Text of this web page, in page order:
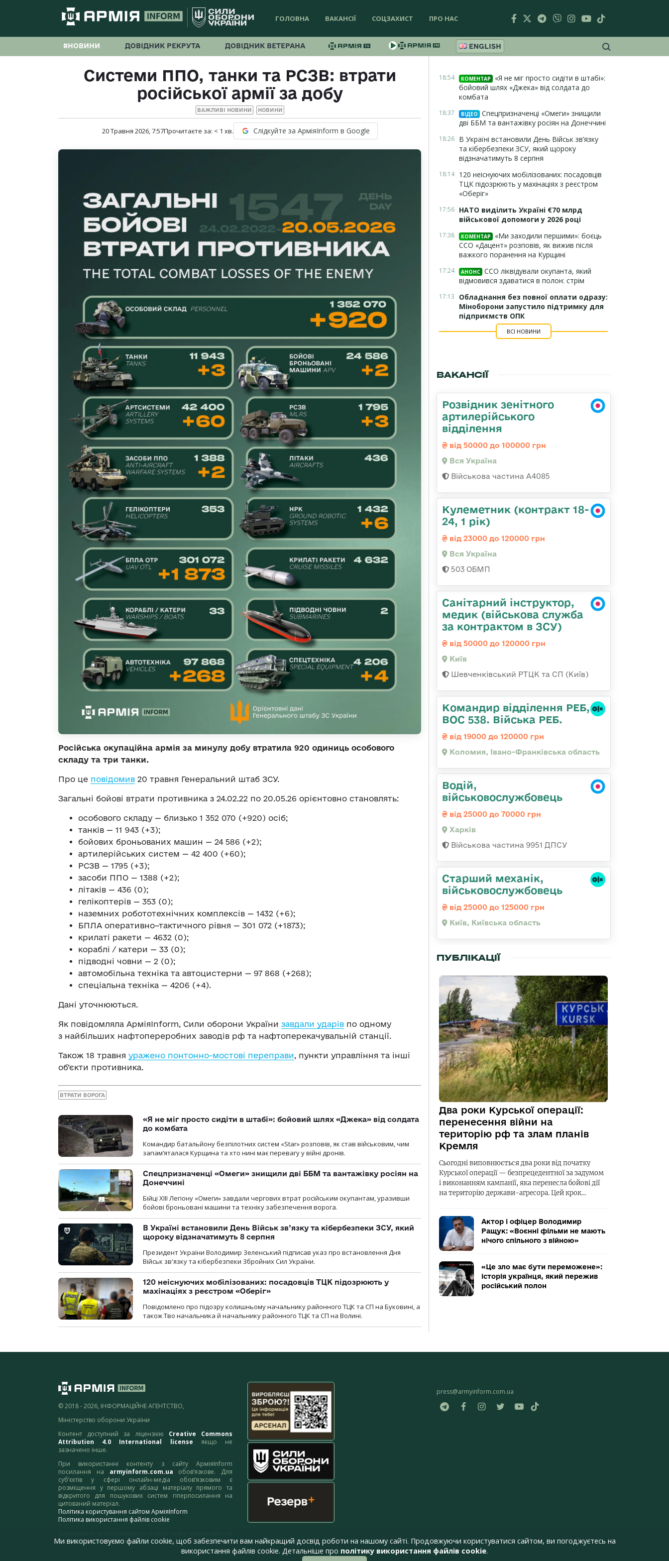
ГОЛОВНА ВАКАНСІЇ СОЦЗАХИСТ ПРО НАС
#НОВИНИ ДОВІДНИК РЕКРУТА ДОВІДНИК ВЕТЕРАНА ENGLISH
Системи ППО, танки та РСЗВ: втрати
російської армії за добу
ВАЖЛИВІ НОВИНИ НОВИНИ
20 Травня 2026, 7:57Прочитаєте за: < 1 хв. Слідкуйте за АрміяInform в Google
Російська окупаційна армія за минулу добу втратила 920 одиниць особового
складу та три танки.
Про це повідомив 20 травня Генеральний штаб ЗСУ.
Загальні бойові втрати противника з 24.02.22 по 20.05.26 орієнтовно становлять:
особового складу — близько 1 352 070 (+920) осіб;
танків — 11 943 (+3);
бойових броньованих машин — 24 586 (+2);
артилерійських систем — 42 400 (+60);
РСЗВ — 1795 (+3);
засоби ППО — 1388 (+2);
літаків — 436 (0);
гелікоптерів — 353 (0);
наземних робототехнічних комплексів — 1432 (+6);
БПЛА оперативно–тактичного рівня — 301 072 (+1873);
крилаті ракети — 4632 (0);
кораблі / катери — 33 (0);
підводні човни — 2 (0);
автомобільна техніка та автоцистерни — 97 868 (+268);
спеціальна техніка — 4206 (+4).
Дані уточнюються.
Як повідомляла АрміяInform, Сили оборони України завдали ударів по одному
з найбільших нафтопереробних заводів рф та нафтоперекачувальній станції.
Також 18 травня уражено понтонно-мостові переправи, пункти управління та інші
об’єкти противника.
ВТРАТИ ВОРОГА
«Я не міг просто сидіти в штабі»: бойовий шлях «Джека» від солдата
до комбата
Командир батальйону безпілотних систем «Star» розповів, як став військовим, чим
запам’яталася Курщина та хто нині має перевагу у війні дронів.
Спецпризначенці «Омеги» знищили дві ББМ та вантажівку росіян на
Донеччині
Бійці ХІІІ Легіону «Омеги» завдали чергових втрат російським окупантам, уразивши
бойові броньовані машини та техніку забезпечення ворога.
В Україні встановили День Військ зв’язку та кібербезпеки ЗСУ, який
щороку відзначатимуть 8 серпня
Президент України Володимир Зеленський підписав указ про встановлення Дня
Військ зв'язку та кібербезпеки Збройних Сил України.
120 неіснуючих мобілізованих: посадовців ТЦК підозрюють у
махінаціях з реєстром «Оберіг»
Повідомлено про підозру колишньому начальнику районного ТЦК та СП на Буковині, а
також Тво начальника й начальнику районного ТЦК та СП на Волині.
18:54 КОМЕНТАР
«Я не міг просто сидіти в штабі»:
бойовий шлях «Джека» від солдата до
комбата
18:37 ВІДЕО
Спецпризначенці «Омеги» знищили
дві ББМ та вантажівку росіян на Донеччині
18:26 В Україні встановили День Військ зв’язку
та кібербезпеки ЗСУ, який щороку
відзначатимуть 8 серпня
18:14 120 неіснуючих мобілізованих: посадовців
ТЦК підозрюють у махінаціях з реєстром
«Оберіг»
17:56 НАТО виділить Україні €70 млрд
військової допомоги у 2026 році
17:38 КОМЕНТАР
«Ми заходили першими»: боєць
ССО «Дацент» розповів, як вижив після
важкого поранення на Курщині
17:24 АНОНС ССО ліквідували окупанта, який
відмовився здаватися в полон: стрім
17:13
Обладнання без повної оплати одразу:
Міноборони запустило підтримку для
підприємств ОПК
ВСІ НОВИНИ
ВАКАНСІЇ
Розвідник зенітного
артилерійського
відділення
від 50000 до 100000 грн
Вся Україна
Військова частина А4085
Кулеметник (контракт 18-
24, 1 рік)
від 23000 до 120000 грн
Вся Україна
503 ОБМП
Санітарний інструктор,
медик (військова служба
за контрактом в ЗСУ)
від 50000 до 120000 грн
Київ
Шевченківський РТЦК та СП (Київ)
Командир відділення РЕБ,
ВОС 538. Війська РЕБ.
від 19000 до 120000 грн
Коломия, Івано-Франківська область
Водій,
військовослужбовець
від 25000 до 70000 грн
Харків
Військова частина 9951 ДПСУ
Стаpший механік,
військовослужбовець
від 25000 до 125000 грн
Київ, Київська область
ПУБЛІКАЦІЇ
Два роки Курської операції:
перенесення війни на
територію рф та злам планів
Кремля
Сьогодні виповнюється два роки від початку
Курської операції — безпрецедентної за задумом
і виконанням кампанії, яка перенесла бойові дії
на територію держави-агресора. Цей крок…
Актор і офіцер Володимир
Ращук: «Воєнні фільми не мають
нічого спільного з війною»
«Це зло має бути переможене»:
історія українця, який пережив
російський полон
© 2018 - 2026, ІНФОРМАЦІЙНЕ АГЕНТСТВО,
Міністерство оборони України
Контент доступний за ліцензією Creative Commons
Attribution 4.0 International license якщо не
зазначено інше.
При використанні контенту з сайту АрміяInform
посилання на armyinform.com.ua обов’язкове. Для
суб’єктів у сфері онлайн-медіа обов’язковим є
розміщення у першому абзаці матеріалу прямого та
відкритого для пошукових систем гіперпосилання на
цитований матеріал.
Політика користування сайтом АрміяInform
Політика використання файлів cookie
адресу:webmaster@armyinform.com.ua
press@armyinform.com.ua
Ми використовуємо файли cookie, щоб забезпечити вам найкращий досвід роботи на нашому сайті. Продовжуючи користуватися сайтом, ви погоджуєтесь на
використання файлів cookie. Детальніше про політику використання файлів cookie.